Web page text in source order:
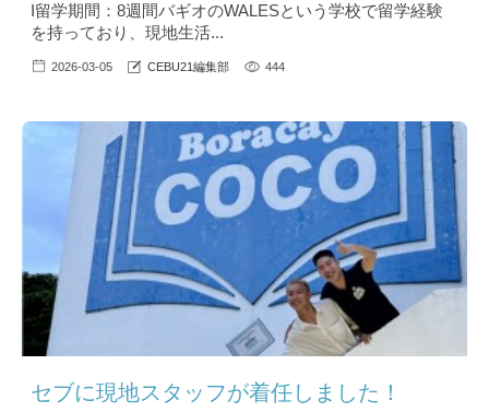
I留学期間：8週間バギオのWALESという学校で留学経験
を持っており、現地生活...
2026-03-05 CEBU21編集部 444
セブに現地スタッフが着任しました！